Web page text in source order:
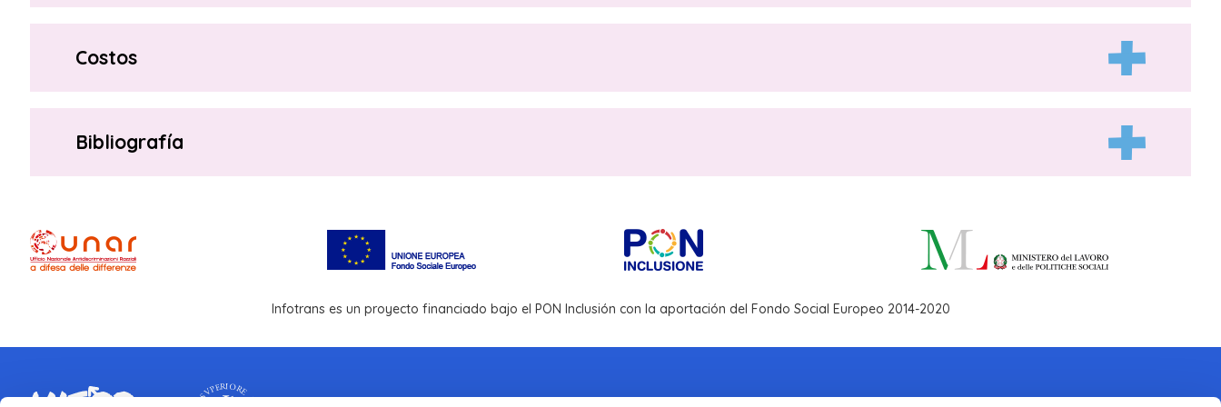
Costos
Bibliografía
Infotrans es un proyecto financiado bajo el PON Inclusión con la aportación del Fondo Social Europeo 2014-2020